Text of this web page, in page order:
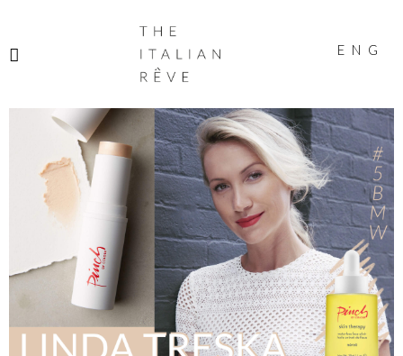
ITALIAN
RÊVE
ENG